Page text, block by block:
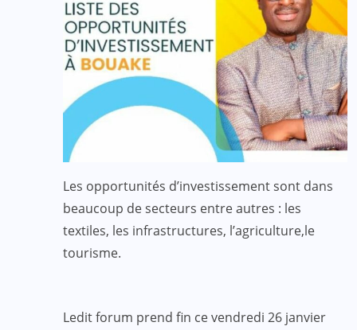
Les opportunités d’investissement sont dans
beaucoup de secteurs entre autres : les
textiles, les infrastructures, l’agriculture,le
tourisme.
Ledit forum prend fin ce vendredi 26 janvier